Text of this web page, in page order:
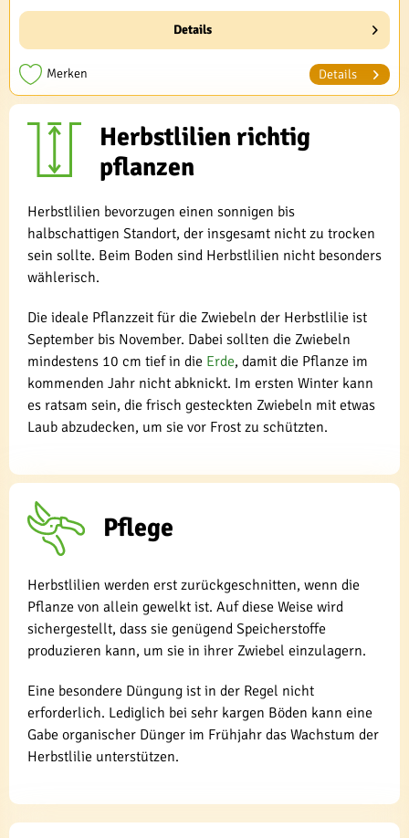
Details
Merken Details
Herbstlilien richtig
pflanzen
Herbstlilien bevorzugen einen sonnigen bis
halbschattigen Standort, der insgesamt nicht zu trocken
sein sollte. Beim Boden sind Herbstlilien nicht besonders
wählerisch.
Die ideale Pflanzzeit für die Zwiebeln der Herbstlilie ist
September bis November. Dabei sollten die Zwiebeln
mindestens 10 cm tief in die Erde, damit die Pflanze im
kommenden Jahr nicht abknickt. Im ersten Winter kann
es ratsam sein, die frisch gesteckten Zwiebeln mit etwas
Laub abzudecken, um sie vor Frost zu schützten.
Pflege
Herbstlilien werden erst zurückgeschnitten, wenn die
Pflanze von allein gewelkt ist. Auf diese Weise wird
sichergestellt, dass sie genügend Speicherstoffe
produzieren kann, um sie in ihrer Zwiebel einzulagern.
Eine besondere Düngung ist in der Regel nicht
erforderlich. Lediglich bei sehr kargen Böden kann eine
Gabe organischer Dünger im Frühjahr das Wachstum der
Herbstlilie unterstützen.